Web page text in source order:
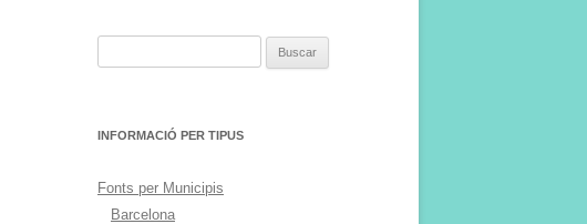
INFORMACIÓ PER TIPUS
Fonts per Municipis
Barcelona